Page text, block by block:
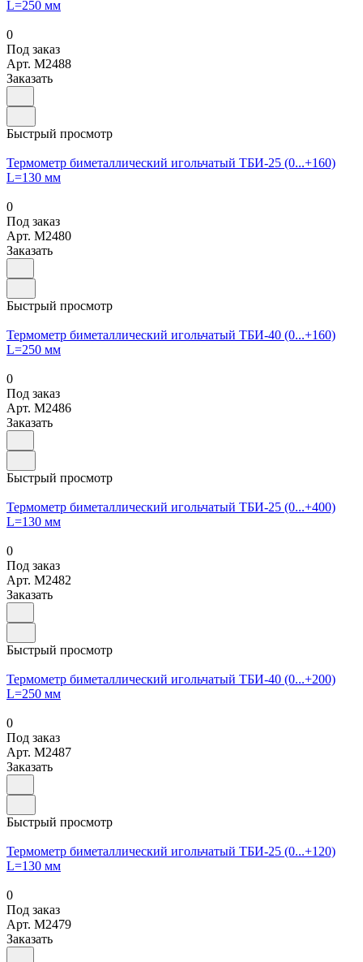
L=250 мм
0
Под заказ
Арт. M2488
Заказать
Быстрый просмотр
Термометр биметаллический игольчатый ТБИ-25 (0...+160)
L=130 мм
0
Под заказ
Арт. M2480
Заказать
Быстрый просмотр
Термометр биметаллический игольчатый ТБИ-40 (0...+160)
L=250 мм
0
Под заказ
Арт. M2486
Заказать
Быстрый просмотр
Термометр биметаллический игольчатый ТБИ-25 (0...+400)
L=130 мм
0
Под заказ
Арт. M2482
Заказать
Быстрый просмотр
Термометр биметаллический игольчатый ТБИ-40 (0...+200)
L=250 мм
0
Под заказ
Арт. M2487
Заказать
Быстрый просмотр
Термометр биметаллический игольчатый ТБИ-25 (0...+120)
L=130 мм
0
Под заказ
Арт. M2479
Заказать